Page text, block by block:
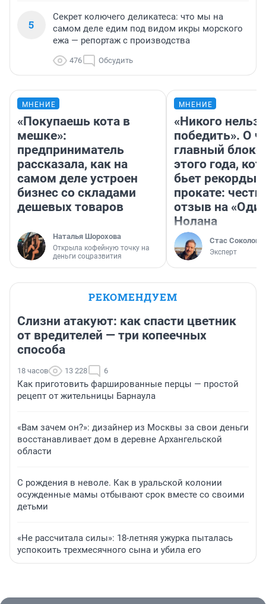
5
Секрет колючего деликатеса: что мы на
самом деле едим под видом икры морского
ежа — репортаж с производства
476 Обсудить
МНЕНИЕ
«Покупаешь кота в
мешке»:
предприниматель
рассказала, как на
самом деле устроен
бизнес со складами
дешевых товаров
Наталья Шорохова
Открыла кофейную точку на
деньги соцразвития
МНЕНИЕ
«Никого нельзя
победить». О
главный
этого года,
бьет рекорды в
прокате:
отзыв на
Нолана
Стас Соколов
Эксперт
РЕКОМЕНДУЕМ
Слизни атакуют: как спасти цветник
от вредителей — три копеечных
способа
18 часов 13 228 6
Как приготовить фаршированные перцы — простой
рецепт от жительницы Барнаула
«Вам зачем он?»: дизайнер из Москвы за свои деньги
восстанавливает дом в деревне Архангельской
области
С рождения в неволе. Как в уральской колонии
осужденные мамы отбывают срок вместе со своими
детьми
«Не рассчитала силы»: 18-летняя ужурка пыталась
успокоить трехмесячного сына и убила его